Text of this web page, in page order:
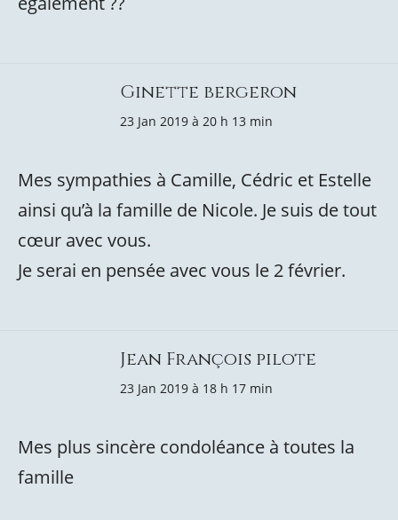
Ginette bergeron
23 Jan 2019 à 20 h 13 min
Mes sympathies à Camille, Cédric et Estelle
ainsi qu’à la famille de Nicole. Je suis de tout
cœur avec vous.
Je serai en pensée avec vous le 2 février.
Jean François pilote
23 Jan 2019 à 18 h 17 min
Mes plus sincère condoléance à toutes la
famille